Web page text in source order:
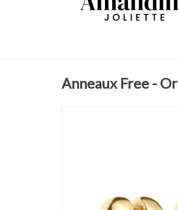
Anneaux Free - Or